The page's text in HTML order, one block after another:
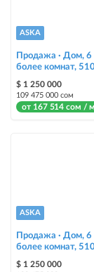
Instagram
размещение
Telegram канале +
Выделить
выделение
«Срочно»
Стикеры
Яркие стикеры с
ASKA
Продажа · Дом, 6
более комнат,
$ 1 250 000
109 475 000 сом
от 167 514 сом /
ASKA
Продажа · Дом, 6
более комнат,
$ 1 250 000